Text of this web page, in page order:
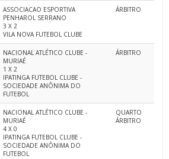
ASSOCIACAO ESPORTIVA
PENHAROL SERRANO
3 X 2
VILA NOVA FUTEBOL CLUBE
ÁRBITRO
NACIONAL ATLÉTICO CLUBE -
MURIAÉ
1 X 2
IPATINGA FUTEBOL CLUBE -
SOCIEDADE ANÔNIMA DO
FUTEBOL
ÁRBITRO
NACIONAL ATLÉTICO CLUBE -
MURIAÉ
4 X 0
IPATINGA FUTEBOL CLUBE -
SOCIEDADE ANÔNIMA DO
FUTEBOL
QUARTO
ÁRBITRO